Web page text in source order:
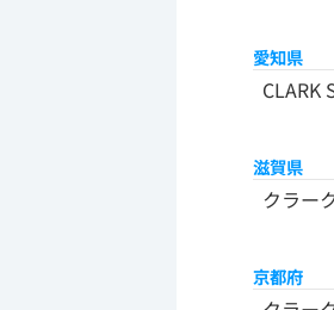
愛知県
CLARK
滋賀県
クラー
京都府